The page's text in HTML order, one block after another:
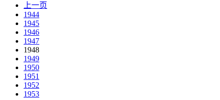
上一页
1944
1945
1946
1947
1948
1949
1950
1951
1952
1953